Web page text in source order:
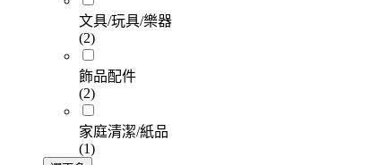
文具/玩具/樂器
(2)
飾品配件
(2)
家庭清潔/紙品
(1)